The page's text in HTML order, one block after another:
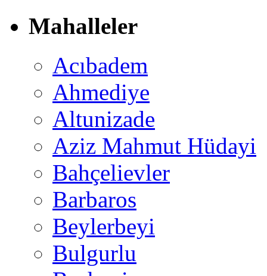
Mahalleler
Acıbadem
Ahmediye
Altunizade
Aziz Mahmut Hüdayi
Bahçelievler
Barbaros
Beylerbeyi
Bulgurlu